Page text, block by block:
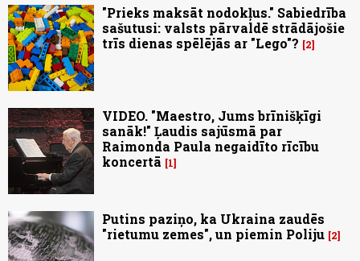
"Prieks maksāt nodokļus." Sabiedrība
sašutusi: valsts pārvaldē strādājošie
trīs dienas spēlējās ar "Lego"?
2
VIDEO. "Maestro, Jums brīnišķīgi
sanāk!" Ļaudis sajūsmā par
Raimonda Paula negaidīto rīcību
koncertā
1
Putins paziņo, ka Ukraina zaudēs
"rietumu zemes", un piemin Poliju 2